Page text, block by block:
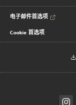
电子邮件首选项
Cookie 首选项